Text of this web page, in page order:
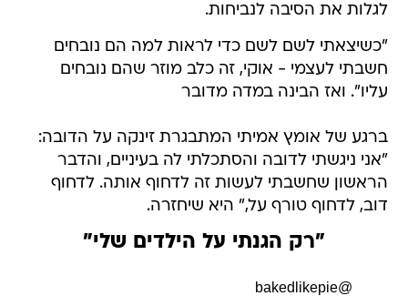
לגלות את הסיבה לנביחות.
"כשיצאתי לשם לשם כדי לראות למה הם נובחים
חשבתי לעצמי - אוקי, זה כלב מוזר שהם נובחים
עליו". ואז הבינה במדה מדובר
ברגע של אומץ אמיתי המתבגרת זינקה על הדובה:
"אני ניגשתי לדובה והסתכלתי לה בעיניים, והדבר
הראשון שחשבתי לעשות זה לדחוף אותה. לדחוף
דוב, לדחוף טורף על," היא שיחזרה.
"רק הגנתי על הילדים שלי"
@bakedlikepie